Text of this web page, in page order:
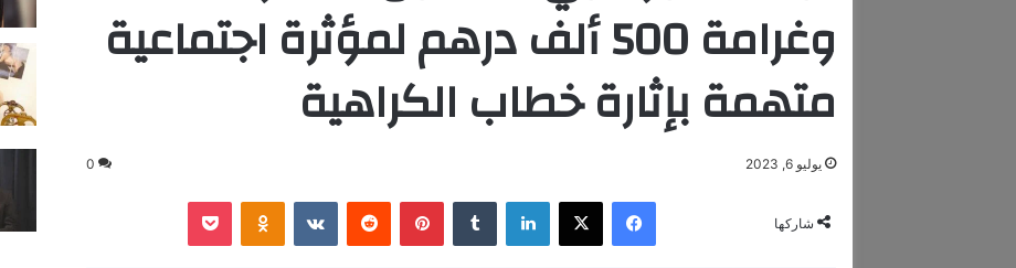
وغرامة 500 ألف درهم لمؤثرة اجتماعية
متهمة بإثارة خطاب الكراهية
يوليو 6, 2023 0
شاركها
فيسبوك ‫X لينكدإن ‏Tumblr بينتيريست ‏Reddit
‏VKontakte
Odnoklassniki
‫Pocket